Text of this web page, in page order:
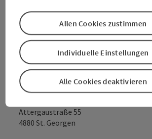
Kontakt
Salzkammergut Tourismus -
Attersee-Attergau
Attergaustraße 55
4880 St. Georgen
Alle Cookies deaktivieren
Individuelle Einstellungen
Allen Cookies zustimmen